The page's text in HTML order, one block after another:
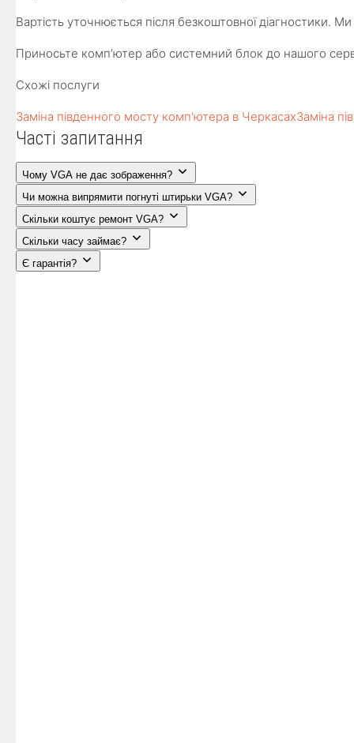
Вартість уточнюється після безкоштовної діагностики.
Приносьте комп’ютер або системний блок до нашого
Схожі послуги
Заміна південного мосту комп'ютера в ЧеркасахЗаміна
Часті запитання
Чому VGA не дає зображення?
Чи можна випрямити погнуті штирьки VGA?
Скільки коштує ремонт VGA?
Скільки часу займає?
Є гарантія?